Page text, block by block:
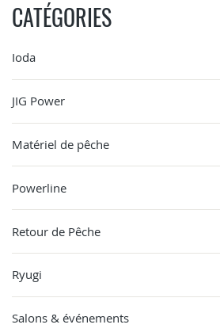
CATÉGORIES
Ioda
JIG Power
Matériel de pêche
Powerline
Retour de Pêche
Ryugi
Salons & événements